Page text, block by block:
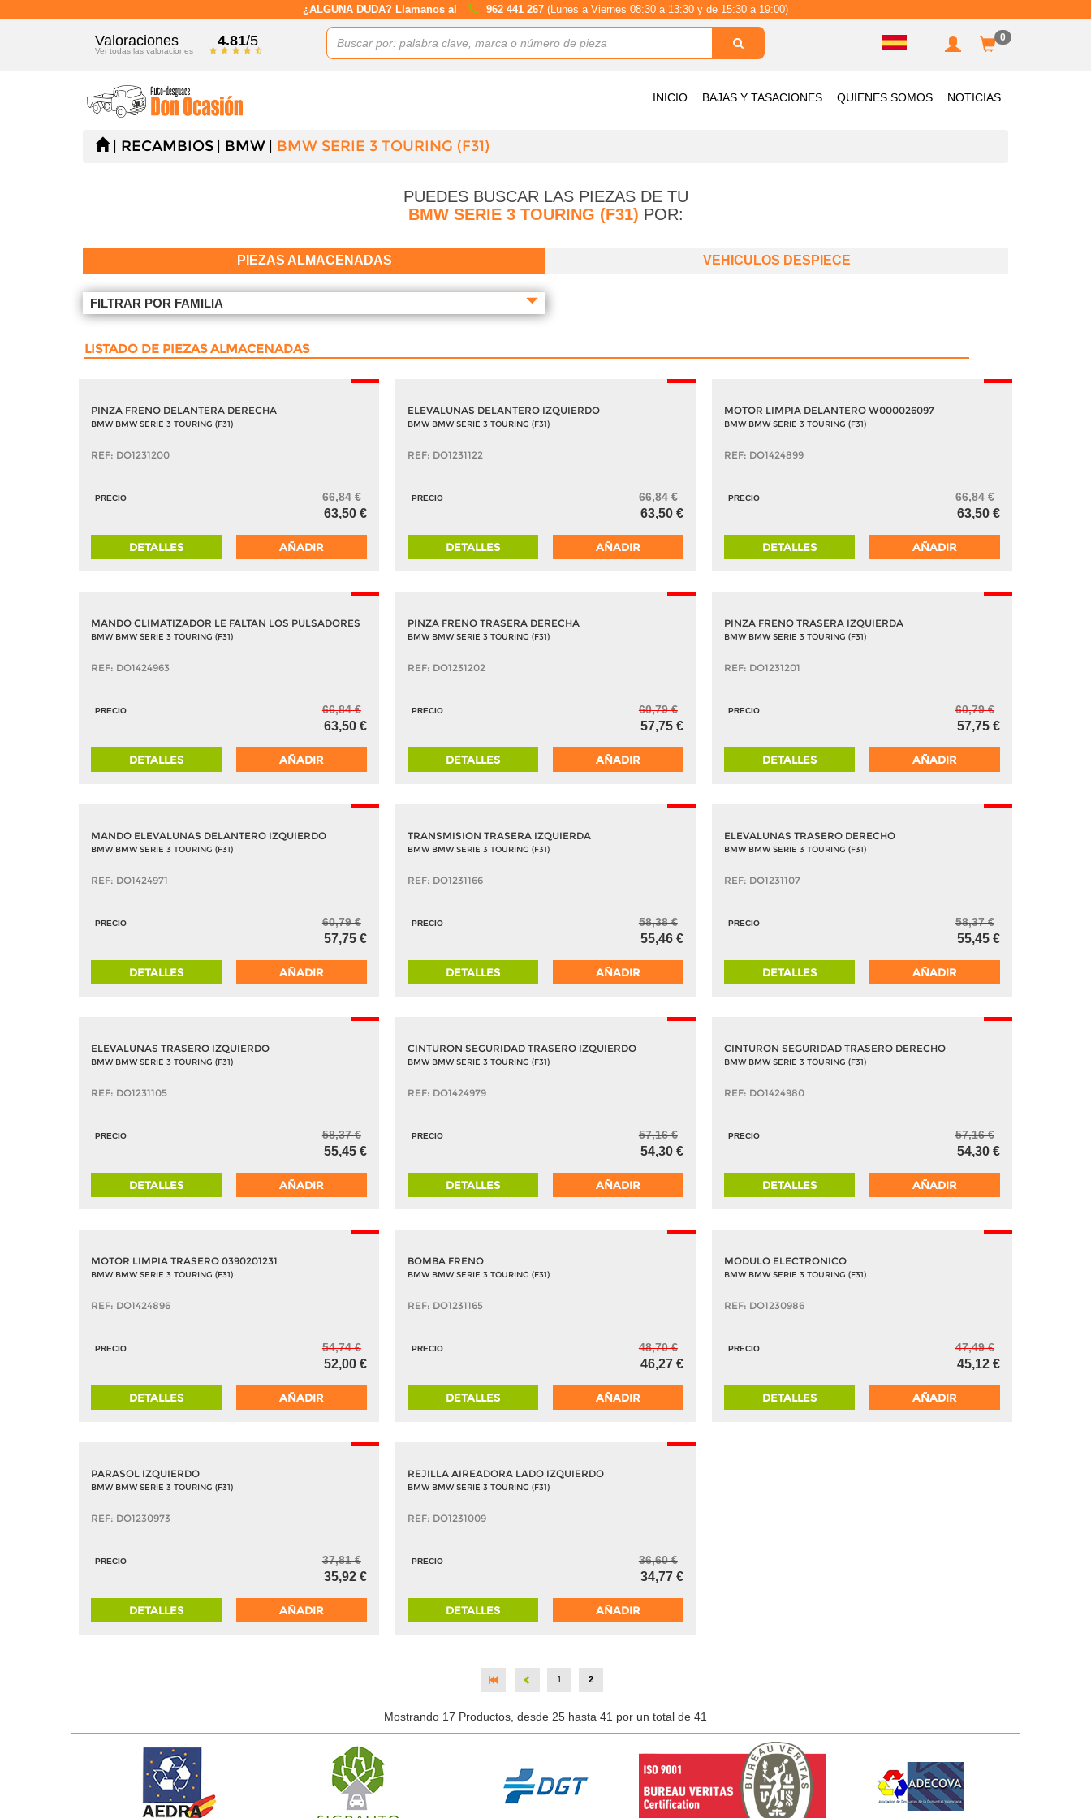
¿ALGUNA DUDA? Llamanos al 962 441 267 (Lunes a Viernes 08:30 a 13:30 y de 15:30 a 19:00)
Valoraciones
Ver todas las valoraciones
4.81/5 0
INICIO BAJAS Y TASACIONES QUIENES SOMOS NOTICIAS
RECAMBIOS BMW BMW SERIE 3 TOURING (F31)
PUEDES BUSCAR LAS PIEZAS DE TU
BMW SERIE 3 TOURING (F31) POR:
PIEZAS ALMACENADAS VEHICULOS DESPIECE
FILTRAR POR FAMILIA
LISTADO DE PIEZAS ALMACENADAS
PINZA FRENO DELANTERA DERECHA
BMW BMW SERIE 3 TOURING (F31)
REF: DO1231200
PRECIO 66,84 €
63,50 €
DETALLES AÑADIR
ELEVALUNAS DELANTERO IZQUIERDO
BMW BMW SERIE 3 TOURING (F31)
REF: DO1231122
PRECIO 66,84 €
63,50 €
DETALLES AÑADIR
MOTOR LIMPIA DELANTERO W000026097
BMW BMW SERIE 3 TOURING (F31)
REF: DO1424899
PRECIO 66,84 €
63,50 €
DETALLES AÑADIR
MANDO CLIMATIZADOR LE FALTAN LOS PULSADORES
BMW BMW SERIE 3 TOURING (F31)
REF: DO1424963
PRECIO 66,84 €
63,50 €
DETALLES AÑADIR
PINZA FRENO TRASERA DERECHA
BMW BMW SERIE 3 TOURING (F31)
REF: DO1231202
PRECIO 60,79 €
57,75 €
DETALLES AÑADIR
PINZA FRENO TRASERA IZQUIERDA
BMW BMW SERIE 3 TOURING (F31)
REF: DO1231201
PRECIO 60,79 €
57,75 €
DETALLES AÑADIR
MANDO ELEVALUNAS DELANTERO IZQUIERDO
BMW BMW SERIE 3 TOURING (F31)
REF: DO1424971
PRECIO 60,79 €
57,75 €
DETALLES AÑADIR
TRANSMISION TRASERA IZQUIERDA
BMW BMW SERIE 3 TOURING (F31)
REF: DO1231166
PRECIO 58,38 €
55,46 €
DETALLES AÑADIR
ELEVALUNAS TRASERO DERECHO
BMW BMW SERIE 3 TOURING (F31)
REF: DO1231107
PRECIO 58,37 €
55,45 €
DETALLES AÑADIR
ELEVALUNAS TRASERO IZQUIERDO
BMW BMW SERIE 3 TOURING (F31)
REF: DO1231105
PRECIO 58,37 €
55,45 €
DETALLES AÑADIR
CINTURON SEGURIDAD TRASERO IZQUIERDO
BMW BMW SERIE 3 TOURING (F31)
REF: DO1424979
PRECIO 57,16 €
54,30 €
DETALLES AÑADIR
CINTURON SEGURIDAD TRASERO DERECHO
BMW BMW SERIE 3 TOURING (F31)
REF: DO1424980
PRECIO 57,16 €
54,30 €
DETALLES AÑADIR
MOTOR LIMPIA TRASERO 0390201231
BMW BMW SERIE 3 TOURING (F31)
REF: DO1424896
PRECIO 54,74 €
52,00 €
DETALLES AÑADIR
BOMBA FRENO
BMW BMW SERIE 3 TOURING (F31)
REF: DO1231165
PRECIO 48,70 €
46,27 €
DETALLES AÑADIR
MODULO ELECTRONICO
BMW BMW SERIE 3 TOURING (F31)
REF: DO1230986
PRECIO 47,49 €
45,12 €
DETALLES AÑADIR
PARASOL IZQUIERDO
BMW BMW SERIE 3 TOURING (F31)
REF: DO1230973
PRECIO 37,81 €
35,92 €
DETALLES AÑADIR
REJILLA AIREADORA LADO IZQUIERDO
BMW BMW SERIE 3 TOURING (F31)
REF: DO1231009
PRECIO 36,60 €
34,77 €
DETALLES AÑADIR
1 2
Mostrando 17 Productos, desde 25 hasta 41 por un total de 41